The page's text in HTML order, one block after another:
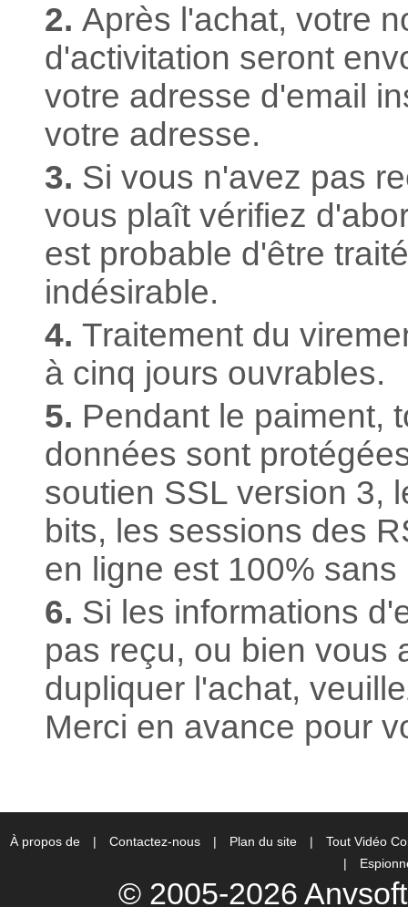
2. Après l'achat, votre
d'activitation seront
votre adresse d'email
votre adresse.
3. Si vous n'avez pas
vous plaît vérifiez
est probable d'être
indésirable.
4. Traitement du
à cinq jours ouvrables.
5. Pendant le paiment,
données sont
soutien SSL version 3,
bits, les sessions des
en ligne est 100% sans
6. Si les informations
pas reçu, ou bien vous
dupliquer l'achat,
Merci en avance pour
À propos de | Contactez-nous | Plan du site |
Tout Vidéo
|
© 2005-2026